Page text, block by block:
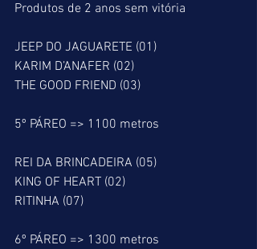
Produtos de 2 anos sem vitória
JEEP DO JAGUARETE (01)
KARIM D’ANAFER (02)
THE GOOD FRIEND (03)
5º PÁREO => 1100 metros
REI DA BRINCADEIRA (05)
KING OF HEART (02)
RITINHA (07)
6º PÁREO => 1300 metros